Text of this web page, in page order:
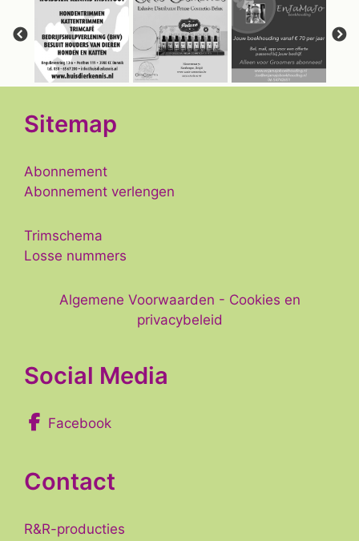
Sitemap
Abonnement
Abonnement verlengen
Trimschema
Losse nummers
Algemene Voorwaarden - Cookies en
privacybeleid
Social Media
Facebook
Contact
R&R-producties